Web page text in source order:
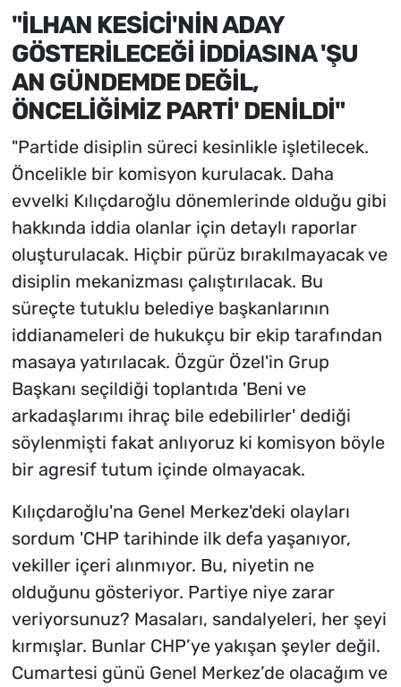
"İLHAN KESİCİ'NİN ADAY
GÖSTERİLECEĞİ İDDİASINA 'ŞU
AN GÜNDEMDE DEĞİL,
ÖNCELİĞİMİZ PARTİ' DENİLDİ"
"Partide disiplin süreci kesinlikle işletilecek.
Öncelikle bir komisyon kurulacak. Daha
evvelki Kılıçdaroğlu dönemlerinde olduğu gibi
hakkında iddia olanlar için detaylı raporlar
oluşturulacak. Hiçbir pürüz bırakılmayacak ve
disiplin mekanizması çalıştırılacak. Bu
süreçte tutuklu belediye başkanlarının
iddianameleri de hukukçu bir ekip tarafından
masaya yatırılacak. Özgür Özel'in Grup
Başkanı seçildiği toplantıda 'Beni ve
arkadaşlarımı ihraç bile edebilirler' dediği
söylenmişti fakat anlıyoruz ki komisyon böyle
bir agresif tutum içinde olmayacak.
Kılıçdaroğlu'na Genel Merkez'deki olayları
sordum 'CHP tarihinde ilk defa yaşanıyor,
vekiller içeri alınmıyor. Bu, niyetin ne
olduğunu gösteriyor. Partiye niye zarar
veriyorsunuz? Masaları, sandalyeleri, her şeyi
kırmışlar. Bunlar CHP’ye yakışan şeyler değil.
Cumartesi günü Genel Merkez’de olacağım ve